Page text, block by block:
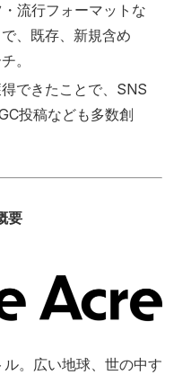
流行フォーマットな
、既存、新規含め
。
できたことで、SNS
投稿なども多数創
要
。広い地球、世の中す